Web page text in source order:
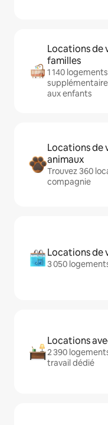
Locations de
familles
1 140
aux enfants
Locations de
animaux
Trouvez 360
compagnie
Locations de
3 050
Locations
2 390
travail dédié